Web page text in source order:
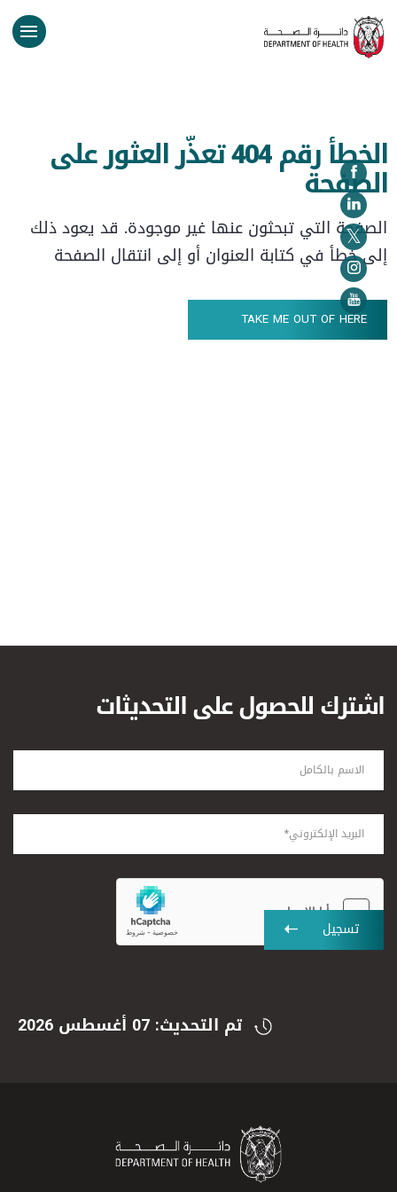
الخطأ رقم 404 تعذّر العثور على
الصفحة
الصفحة التي تبحثون عنها غير موجودة. قد يعود ذلك
إلى خطأ في كتابة العنوان أو إلى انتقال الصفحة
TAKE ME OUT OF HERE
اشترك للحصول على التحديثات
تسجيل
تم التحديث: 07 أغسطس 2026